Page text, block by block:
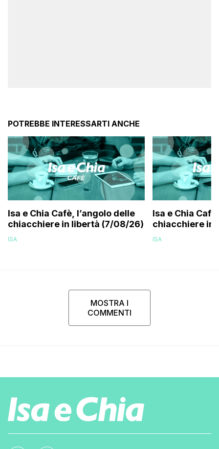
POTREBBE INTERESSARTI ANCHE
Isa e Chia Cafè, l’angolo delle
chiacchiere in libertà (7/08/26)
ISA
Isa e Chia
chiacchiere in
ISA
MOSTRA I
COMMENTI